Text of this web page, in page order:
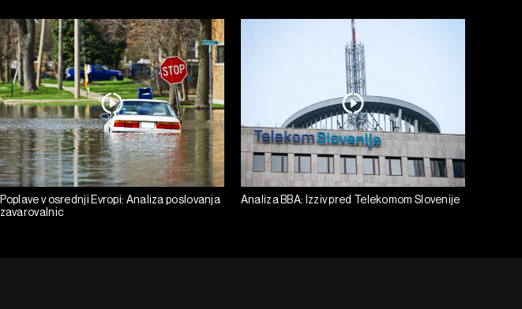
Poplave v osrednji Evropi: Analiza poslovanja
zavarovalnic
Analiza BBA: Izziv pred Telekomom Slovenije